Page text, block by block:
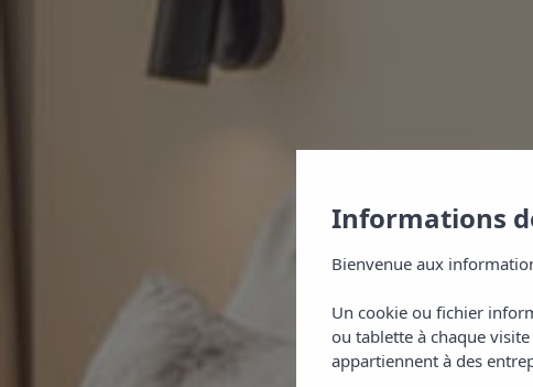
Informations
Bienvenue aux
Un cookie ou fichier
ou tablette à chaque
appartiennent à des